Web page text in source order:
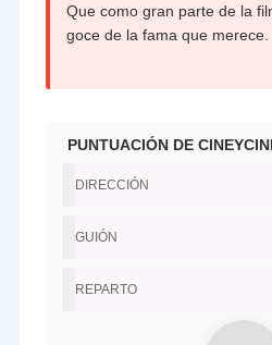
Que como gran parte de la
goce de la fama que merece.
PUNTUACIÓN DE
DIRECCIÓN
GUIÓN
REPARTO